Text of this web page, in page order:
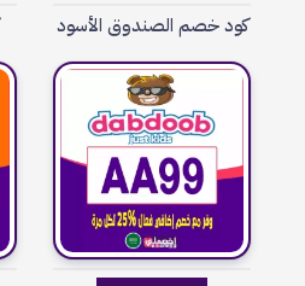
كود خصم الصندوق الأسود